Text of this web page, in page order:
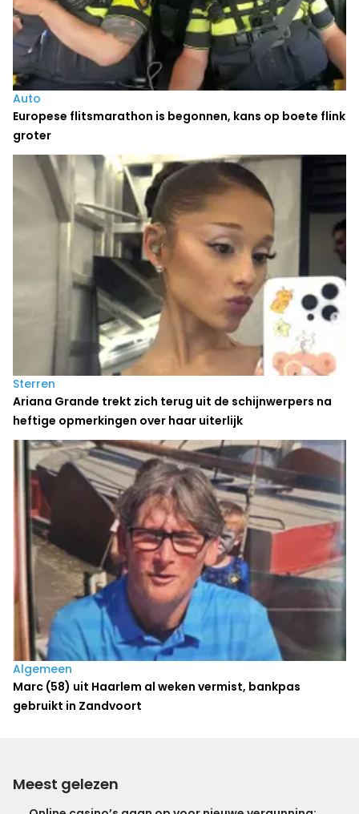
Auto
Europese flitsmarathon is begonnen, kans op boete flink
groter
Sterren
Ariana Grande trekt zich terug uit de schijnwerpers na
heftige opmerkingen over haar uiterlijk
Algemeen
Marc (58) uit Haarlem al weken vermist, bankpas
gebruikt in Zandvoort
Meest gelezen